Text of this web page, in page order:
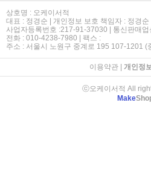
상호명 : 오케이서적
대표 : 정경순 | 개인정보 보호 책임자 : 정경순
사업자등록번호 :217-91-37030 | 통신판매
전화 : 010-4238-7980 | 팩스 :
주소 : 서울시 노원구 중계로 195 107-1201 (
이용약관| 개인정
ⓒ오케이서적 All
Make